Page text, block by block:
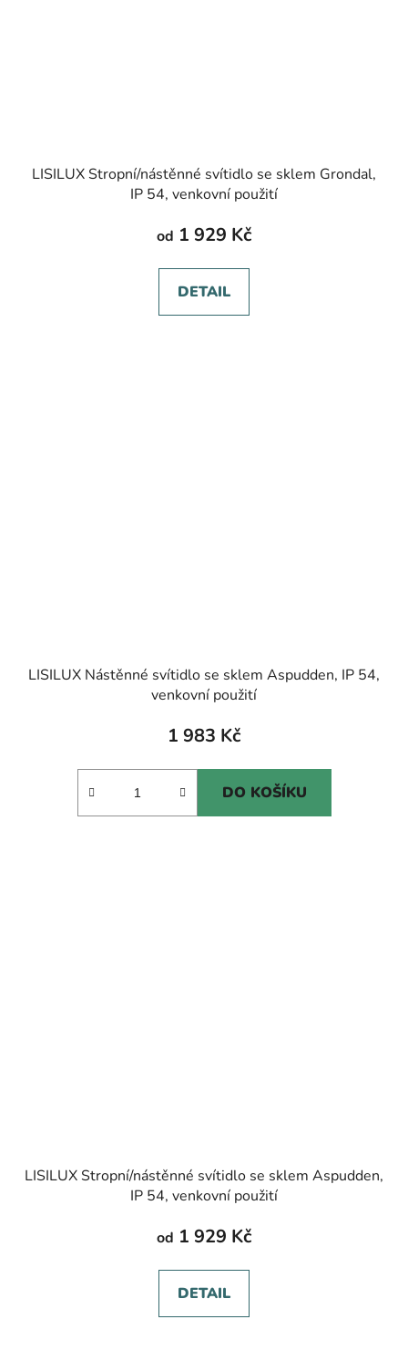
LISILUX Stropní/nástěnné svítidlo se sklem Grondal,
IP 54, venkovní použití
od 1 929 Kč
DETAIL
LISILUX Nástěnné svítidlo se sklem Aspudden, IP 54,
venkovní použití
1 983 Kč
DO KOŠÍKU
LISILUX Stropní/nástěnné svítidlo se sklem Aspudden,
IP 54, venkovní použití
od 1 929 Kč
DETAIL